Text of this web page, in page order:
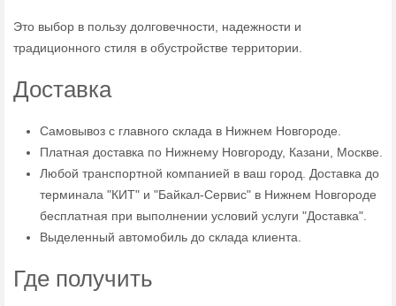
Это выбор в пользу долговечности, надежности и
традиционного стиля в обустройстве территории.
Доставка
Самовывоз с главного склада в Нижнем Новгороде.
Платная доставка по Нижнему Новгороду, Казани, Москве.
Любой транспортной компанией в ваш город. Доставка до
терминала "КИТ" и "Байкал-Сервис" в Нижнем Новгороде
бесплатная при выполнении условий услуги "Доставка".
Выделенный автомобиль до склада клиента.
Где получить